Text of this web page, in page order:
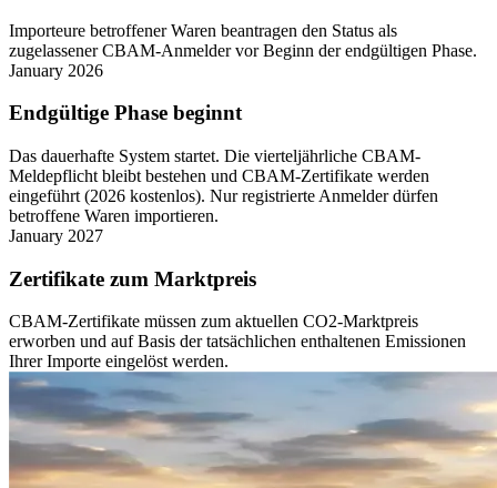
Importeure betroffener Waren beantragen den Status als
zugelassener CBAM-Anmelder vor Beginn der endgültigen Phase.
January 2026
Endgültige Phase beginnt
Das dauerhafte System startet. Die vierteljährliche CBAM-
Meldepflicht bleibt bestehen und CBAM-Zertifikate werden
eingeführt (2026 kostenlos). Nur registrierte Anmelder dürfen
betroffene Waren importieren.
January 2027
Zertifikate zum Marktpreis
CBAM-Zertifikate müssen zum aktuellen CO2-Marktpreis
erworben und auf Basis der tatsächlichen enthaltenen Emissionen
Ihrer Importe eingelöst werden.